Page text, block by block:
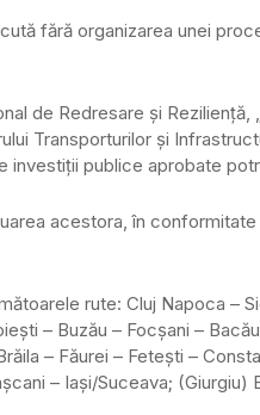
fără organizarea unei
de Redresare și
Transporturilor şi
investiții publice aprobate
acestora, în
rute: Cluj Napoca –
– Buzău – Focșani –
– Făurei – Fetești –
– Iași/Suceava; (Giurgiu)